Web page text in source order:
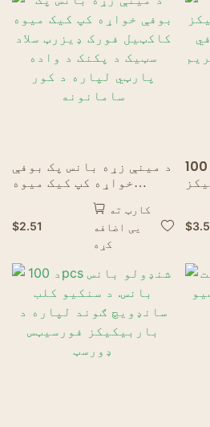
د مینې زړه بانس پک بوفې
خواړه کپ کیک میوه
کاکټیل فورک ډیزرټ سلاد
سټیک د پکنک د واده
پارټي لپاره د کور
$2.51
کارټ ته
یی اضافه
کړه
د 100pcs واحد بسته شوي
$